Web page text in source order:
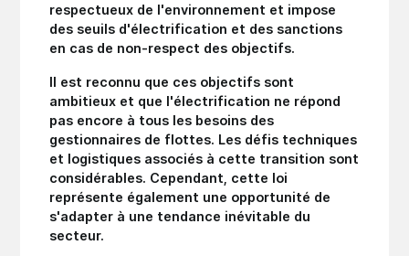
respectueux de l'environnement et impose
des seuils d'électrification et des sanctions
en cas de non-respect des objectifs.
Il est reconnu que ces objectifs sont
ambitieux et que l'électrification ne répond
pas encore à tous les besoins des
gestionnaires de flottes. Les défis techniques
et logistiques associés à cette transition sont
considérables. Cependant, cette loi
représente également une opportunité de
s'adapter à une tendance inévitable du
secteur.